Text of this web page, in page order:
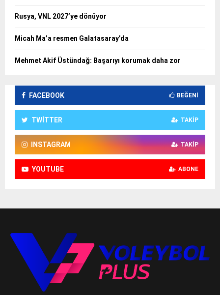
Rusya, VNL 2027’ye dönüyor
Micah Ma’a resmen Galatasaray’da
Mehmet Akif Üstündağ: Başarıyı korumak daha zor
FACEBOOK BEĞENI
TWITTER TAKIP
INSTAGRAM TAKIP
YOUTUBE ABONE